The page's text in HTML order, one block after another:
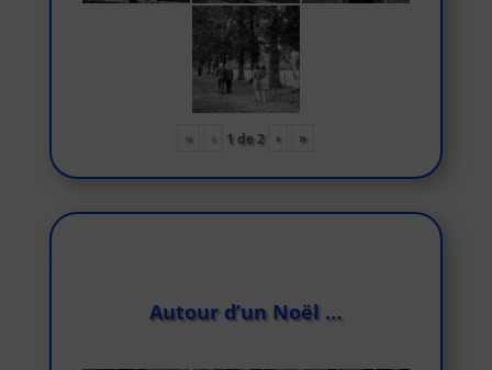
« ‹ 1 de 2 › »
Autour d’un Noël …